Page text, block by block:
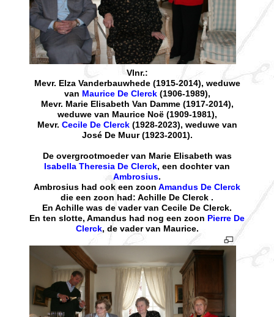
Vlnr.:
Mevr. Elza Vanderbauwhede (1915-2014), weduwe
van Maurice De Clerck(1906-1989),
Mevr. Marie Elisabeth Van Damme (1917-2014),
weduwe van Maurice Noë (1909-1981),
Mevr. Cecile De Clerck(1928-2023), weduwe van
José De Muur (1923-2001).
De overgrootmoeder van Marie Elisabeth was
Isabella Theresia De Clerck, een dochter van
Ambrosius.
Ambrosius had ook een zoon Amandus De Clerck
die een zoon had: Achille De Clerck .
En Achille was de vader van Cecile De Clerck.
En ten slotte, Amandus had nog een zoon Pierre De
Clerck, de vader van Maurice.